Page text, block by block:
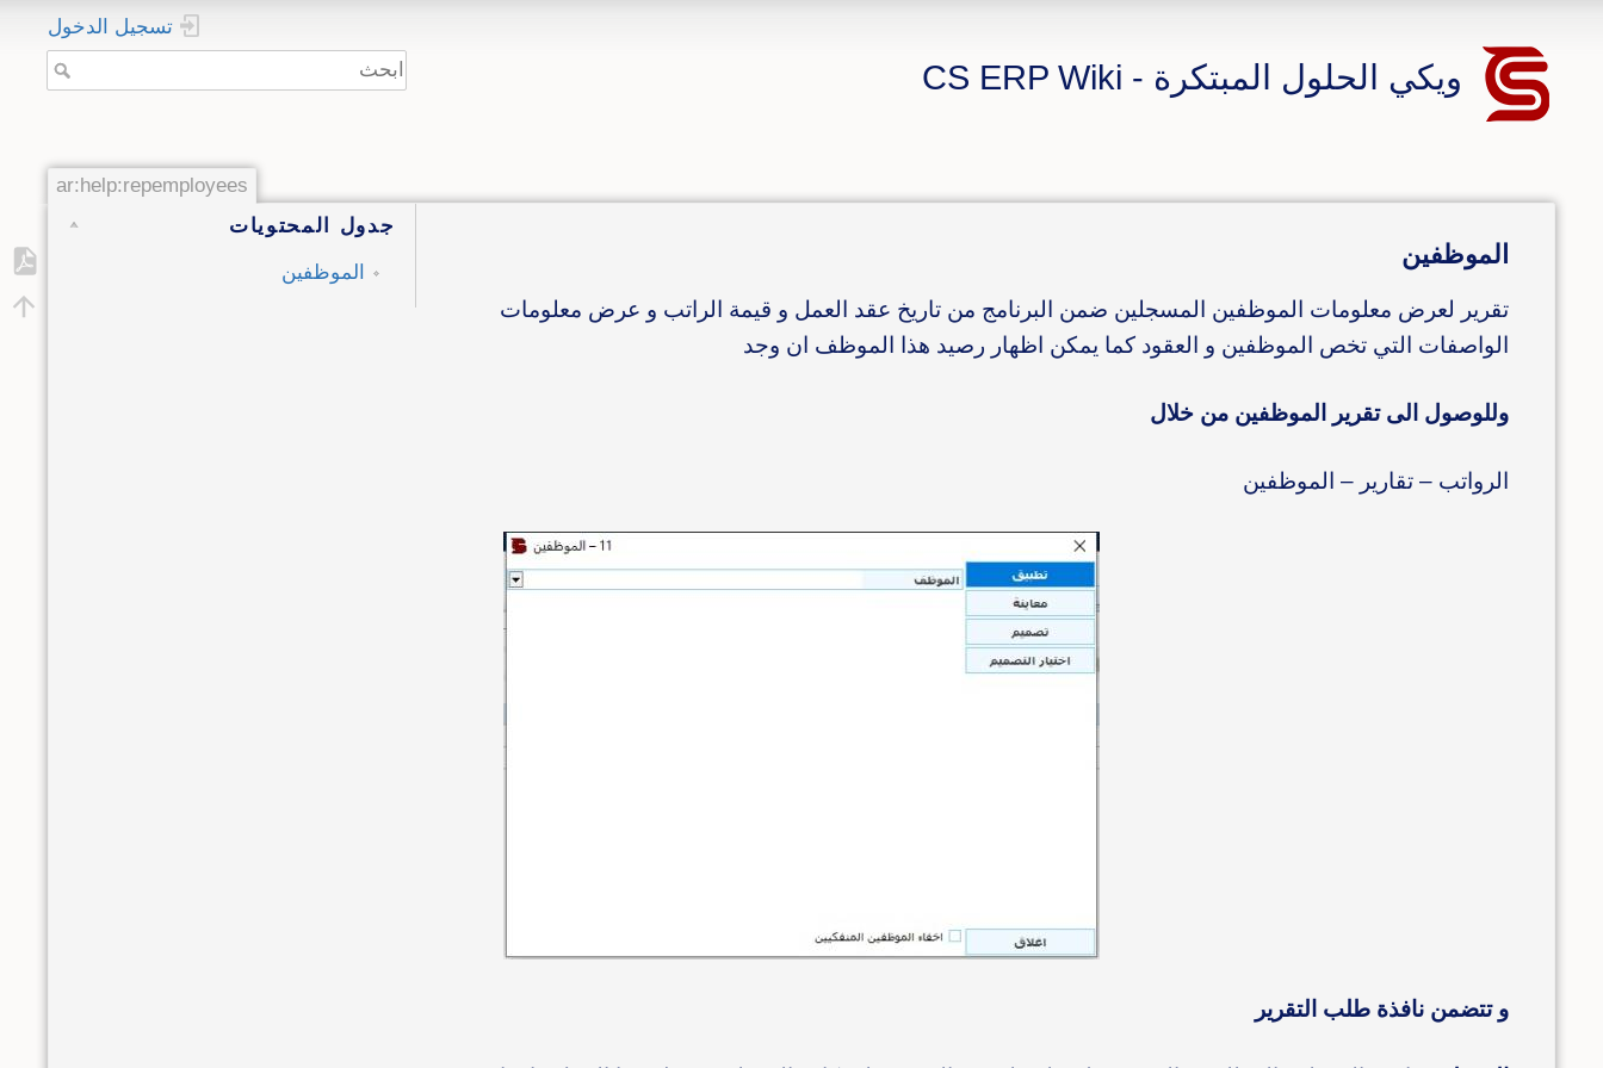
ويكي الحلول المبتكرة - CS ERP Wiki
تسجيل الدخول
ar:help:repemployees
جدول المحتويات
الموظفين
الموظفين
تقرير لعرض معلومات الموظفين المسجلين ضمن البرنامج من تاريخ عقد العمل و قيمة الراتب و عرض معلومات
الواصفات التي تخص الموظفين و العقود كما يمكن اظهار رصيد هذا الموظف ان وجد
وللوصول الى تقرير الموظفين من خلال
الرواتب – تقارير – الموظفين
و تتضمن نافذة طلب التقرير